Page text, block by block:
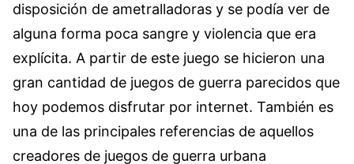
disposición de ametralladoras y se podía ver de
alguna forma poca sangre y violencia que era
explícita. A partir de este juego se hicieron una
gran cantidad de juegos de guerra parecidos que
hoy podemos disfrutar por internet. También es
una de las principales referencias de aquellos
creadores de juegos de guerra urbana